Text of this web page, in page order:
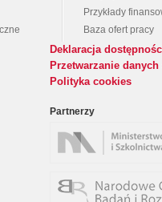
Przykłady
Baza ofert pracy
Deklaracja
Przetwarzanie
Polityka cookies
Partnerzy